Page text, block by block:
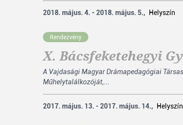
2018. május. 4. - 2018. május. 5., Helyszín
Rendezvény
X. Bácsfeketehegyi
A Vajdasági Magyar Drámapedagógiai
Műhelytalálkozóját,...
2017. május. 13. - 2017. május. 14., Helyszín